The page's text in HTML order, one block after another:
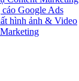
cáo Google Ads
hình ảnh & Video